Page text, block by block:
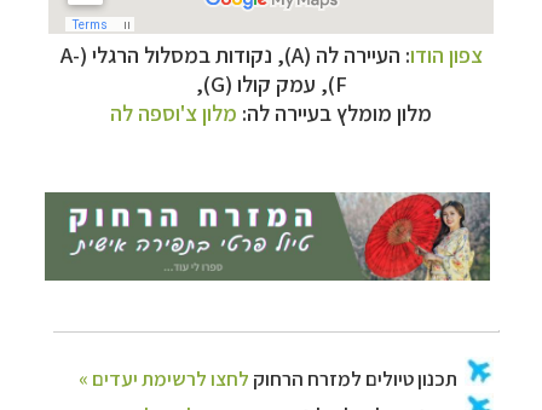
צפון הודו:
העיירה לה (A), נקודות במסלול הרגלי (A-
F), עמק קולו (G),
מלון מומלץ בעיירה לה: מלון צ'וספה לה